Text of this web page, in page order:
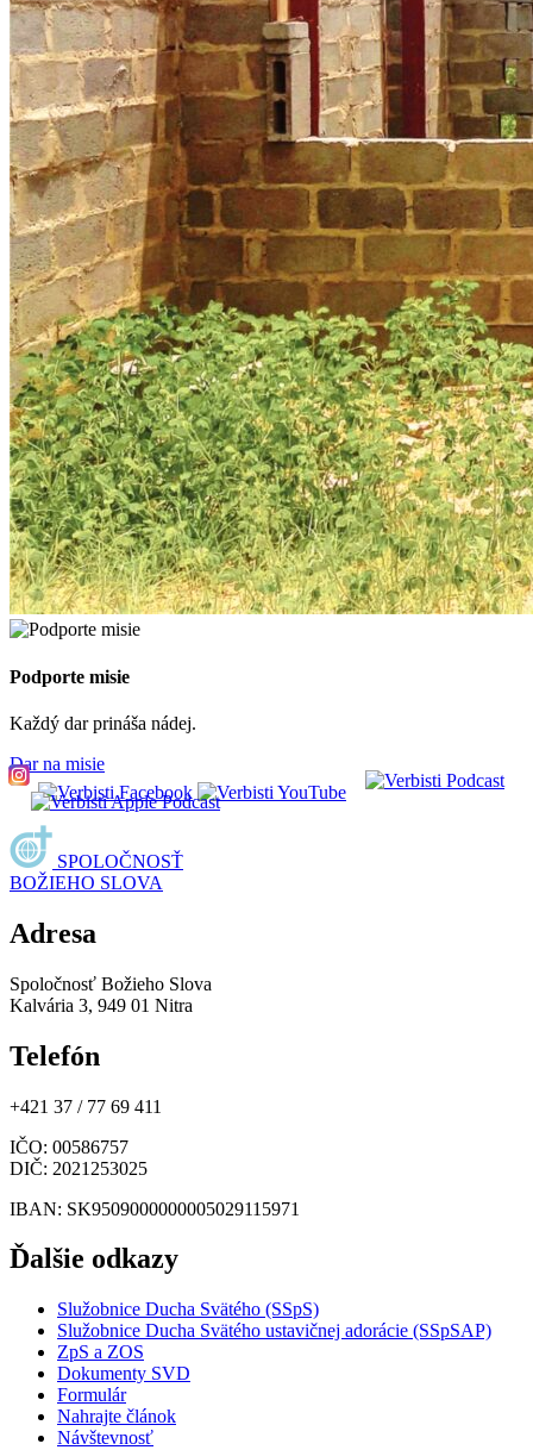
Podporte misie
Každý dar prináša nádej.
Dar na misie
SPOLOČNOSŤ
BOŽIEHO SLOVA
Adresa
Spoločnosť Božieho Slova
Kalvária 3, 949 01 Nitra
Telefón
+421 37 / 77 69 411
IČO: 00586757
DIČ: 2021253025
IBAN: SK9509000000005029115971
Ďalšie odkazy
Služobnice Ducha Svätého (SSpS)
Služobnice Ducha Svätého ustavičnej adorácie (SSpSAP)
ZpS a ZOS
Dokumenty SVD
Formulár
Nahrajte článok
Návštevnosť